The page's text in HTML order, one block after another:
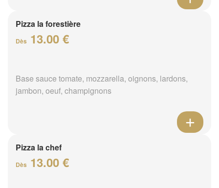
Pizza la forestière
Dès 13.00 €
Base sauce tomate, mozzarella, oignons, lardons,
jambon, oeuf, champignons
Pizza la chef
Dès 13.00 €